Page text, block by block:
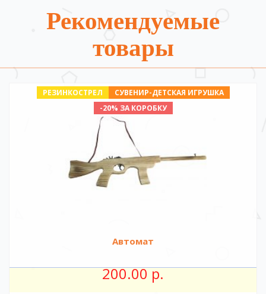
Рекомендуемые
товары
СУВЕНИР-ДЕТСКАЯ ИГРУШКА
РЕЗИНКОСТРЕЛ
-20% ЗА КОРОБКУ
Автомат
200.00 р.